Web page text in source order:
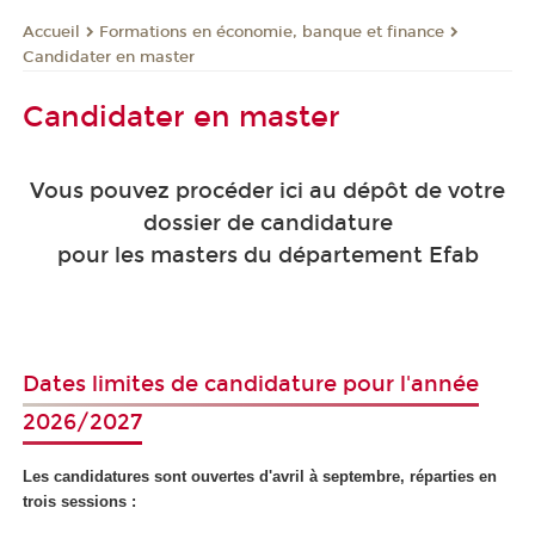
Accueil
Formations en économie, banque et finance
Candidater en master
Candidater en master
Vous pouvez procéder ici au dépôt de votre
dossier de candidature
pour les masters du département Efab
Dates limites de candidature pour l'année
2026/2027
Les candidatures sont ouvertes d'avril à septembre, réparties en
trois sessions :